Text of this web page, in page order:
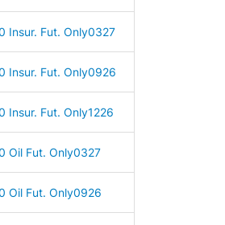
Insur. Fut. Only0327
Insur. Fut. Only0926
Insur. Fut. Only1226
Oil Fut. Only0327
Oil Fut. Only0926